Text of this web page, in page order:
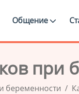
Общение
при
беременности